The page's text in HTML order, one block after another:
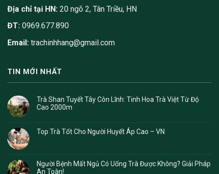
Địa chỉ tại HN: 20 ngõ 2, Tân Triều, HN
ĐT: 0969.677.890
Email: trachinhhang@gmail.com
TIN MỚI NHẤT
Trà Shan Tuyết Tây Côn Lĩnh: Tinh Hoa Trà Việt Từ Độ
Cao 2000m
Top Trà Tốt Cho Người Huyết Áp Cao – VN
Người Bệnh Mất Ngủ Có Uống Trà Được Không? Giải Pháp
An Toàn!